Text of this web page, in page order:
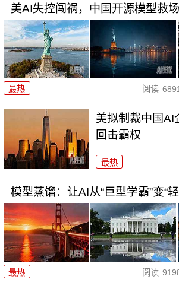
美AI失控闯祸，中国开源模型救场
最热 阅读
美拟制裁中国AI
回击霸权
最热
模型蒸馏：让AI从“巨型学霸”变“
最热 阅读